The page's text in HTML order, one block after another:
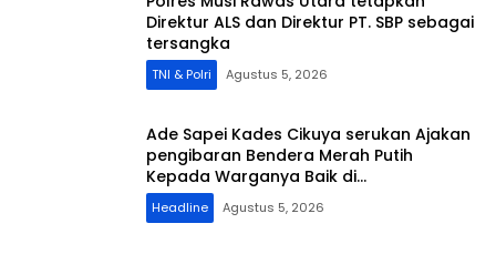
Direktur ALS dan Direktur PT. SBP sebagai
tersangka
TNI & Polri Agustus 5, 2026
Ade Sapei Kades Cikuya serukan Ajakan
pengibaran Bendera Merah Putih
Kepada Warganya Baik di
Perkampungan dan Perumahan
Headline Agustus 5, 2026